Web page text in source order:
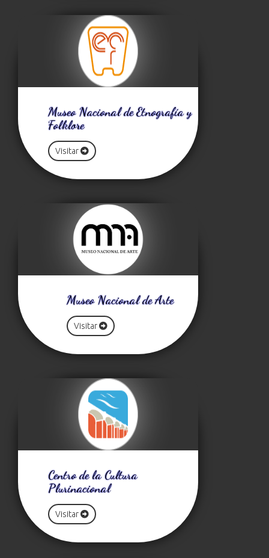
Museo Nacional de Etnografía y
Folklore
Visitar
Museo Nacional de Arte
Visitar
Centro de la Cultura
Plurinacional
Visitar